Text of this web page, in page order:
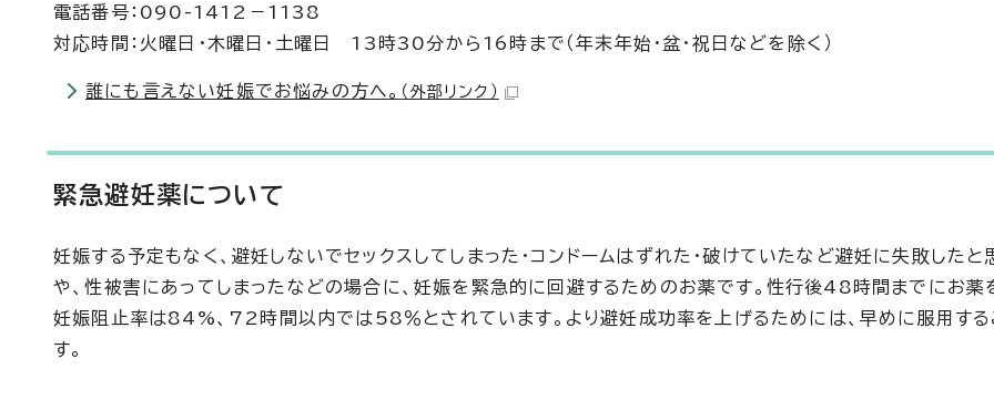
電話番号：090-1412－1138
対応時間：火曜日・木曜日・土曜日 13時30分から16時まで（年末年始・盆・祝日などを除く）
誰にも言えない妊娠でお悩みの方へ。 （外部リンク）
緊急避妊薬について
妊娠する予定もなく、避妊しないでセックスしてしまった・コンドームはずれた・破けていたなど避妊に失敗したと
や、性被害にあってしまったなどの場合に、妊娠を緊急的に回避するためのお薬です。性行後48時間までにお薬
妊娠阻止率は84%、72時間以内では58％とされています。より避妊成功率を上げるためには、早めに服用する
す。